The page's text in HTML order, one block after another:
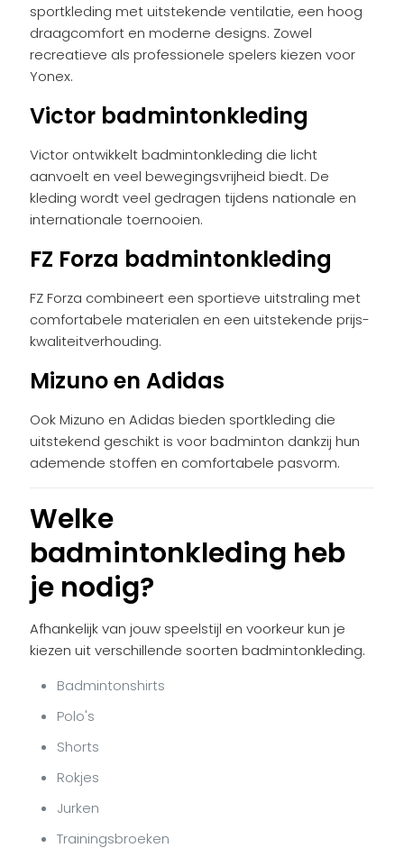
sportkleding met uitstekende ventilatie, een hoog
draagcomfort en moderne designs. Zowel
recreatieve als professionele spelers kiezen voor
Yonex.
Victor badmintonkleding
Victor ontwikkelt badmintonkleding die licht
aanvoelt en veel bewegingsvrijheid biedt. De
kleding wordt veel gedragen tijdens nationale en
internationale toernooien.
FZ Forza badmintonkleding
FZ Forza combineert een sportieve uitstraling met
comfortabele materialen en een uitstekende prijs-
kwaliteitverhouding.
Mizuno en Adidas
Ook Mizuno en Adidas bieden sportkleding die
uitstekend geschikt is voor badminton dankzij hun
ademende stoffen en comfortabele pasvorm.
Welke
badmintonkleding heb
je nodig?
Afhankelijk van jouw speelstijl en voorkeur kun je
kiezen uit verschillende soorten badmintonkleding.
Badmintonshirts
Polo's
Shorts
Rokjes
Jurken
Trainingsbroeken